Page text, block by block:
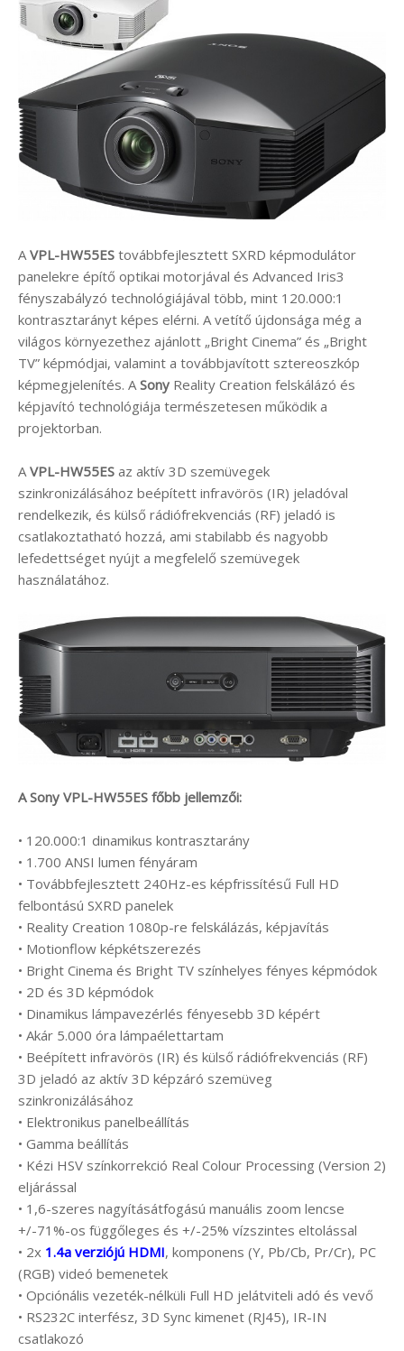
A VPL-HW55ES továbbfejlesztett SXRD képmodulátor
panelekre építő optikai motorjával és Advanced Iris3
fényszabályzó technológiájával több, mint 120.000:1
kontrasztarányt képes elérni. A vetítő újdonsága még a
világos környezethez ajánlott „Bright Cinema” és „Bright
TV” képmódjai, valamint a továbbjavított sztereoszkóp
képmegjelenítés. A Sony Reality Creation felskálázó és
képjavító technológiája természetesen működik a
projektorban.
A VPL-HW55ES az aktív 3D szemüvegek
szinkronizálásához beépített infravörös (IR) jeladóval
rendelkezik, és külső rádiófrekvenciás (RF) jeladó is
csatlakoztatható hozzá, ami stabilabb és nagyobb
lefedettséget nyújt a megfelelő szemüvegek
használatához.
A Sony VPL-HW55ES főbb jellemzői:
• 120.000:1 dinamikus kontrasztarány
• 1.700 ANSI lumen fényáram
• Továbbfejlesztett 240Hz-es képfrissítésű Full HD
felbontású SXRD panelek
• Reality Creation 1080p-re felskálázás, képjavítás
• Motionflow képkétszerezés
• Bright Cinema és Bright TV színhelyes fényes képmódok
• 2D és 3D képmódok
• Dinamikus lámpavezérlés fényesebb 3D képért
• Akár 5.000 óra lámpaélettartam
• Beépített infravörös (IR) és külső rádiófrekvenciás (RF)
3D jeladó az aktív 3D képzáró szemüveg
szinkronizálásához
• Elektronikus panelbeállítás
• Gamma beállítás
• Kézi HSV színkorrekció Real Colour Processing (Version 2)
eljárással
• 1,6-szeres nagyításátfogású manuális zoom lencse
+/-71%-os függőleges és +/-25% vízszintes eltolással
• 2x 1.4a verziójú HDMI, komponens (Y, Pb/Cb, Pr/Cr), PC
(RGB) videó bemenetek
• Opciónális vezeték-nélküli Full HD jelátviteli adó és vevő
• RS232C interfész, 3D Sync kimenet (RJ45), IR-IN
csatlakozó